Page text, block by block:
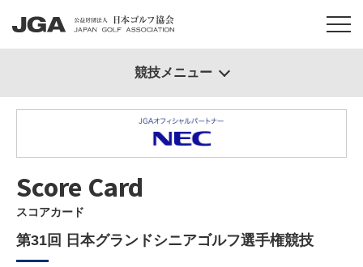
Score Card
スコアカード
第31回 日本グランドシニアゴルフ選手権競技
競技メニュー